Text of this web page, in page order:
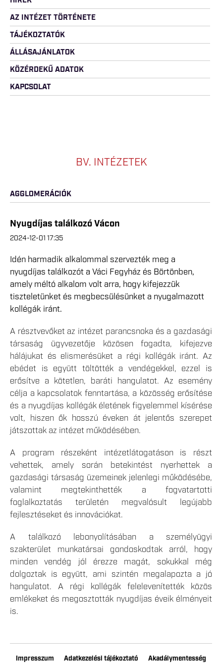
AZ INTÉZET TÖRTÉNETE
TÁJÉKOZTATÓK
ÁLLÁSAJÁNLATOK
KÖZÉRDEKŰ ADATOK
KAPCSOLAT
BV. INTÉZETEK
AGGLOMERÁCIÓK
Nyugdíjas találkozó Vácon
2024-12-01 17:35
Idén harmadik alkalommal szervezték meg a
nyugdíjas találkozót a Váci Fegyház és Börtönben,
amely méltó alkalom volt arra, hogy kifejezzük
tiszteletünket és megbecsülésünket a nyugalmazott
kollégák iránt.
A résztvevőket az intézet parancsnoka és a gazdasági
társaság ügyvezetője közösen fogadta, kifejezve
hálájukat és elismerésüket a régi kollégák iránt. Az
ebédet is együtt töltötték a vendégekkel, ezzel is
erősítve a kötetlen, baráti hangulatot. Az esemény
célja a kapcsolatok fenntartása, a közösség erősítése
és a nyugdíjas kollégák életének figyelemmel kísérése
volt, hiszen ők hosszú éveken át jelentős szerepet
játszottak az intézet működésében.
A program részeként intézetlátogatáson is részt
vehettek, amely során betekintést nyerhettek a
gazdasági társaság üzemeinek jelenlegi működésébe,
valamint megtekinthették a fogvatartotti
foglalkoztatás területén megvalósult legújabb
fejlesztéseket és innovációkat.
A találkozó lebonyolításában a személyügyi
szakterület munkatársai gondoskodtak arról, hogy
minden vendég jól érezze magát, sokukkal még
dolgoztak is együtt, ami szintén megalapozta a jó
hangulatot. A régi kollégák felelevenítették közös
emlékeket és megosztották nyugdíjas éveik élményeit
is.
Impresszum Adatkezelési tájékoztató Akadálymentesség